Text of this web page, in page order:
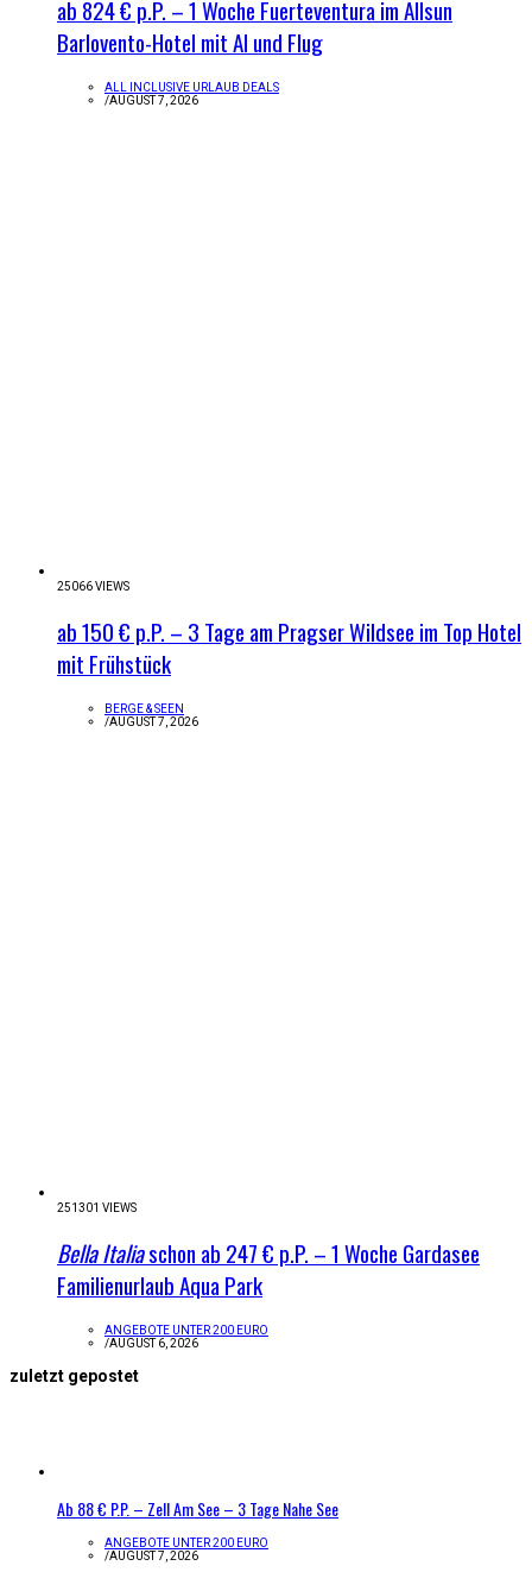
ab 824 € p.P. – 1 Woche Fuerteventura im Allsun
Barlovento-Hotel mit AI und Flug
ALL INCLUSIVE URLAUB DEALS
/AUGUST 7, 2026
25066 VIEWS
ab 150 € p.P. – 3 Tage am Pragser Wildsee im Top Hotel
mit Frühstück
BERGE & SEEN
/AUGUST 7, 2026
251301 VIEWS
Bella Italiaschon ab 247 € p.P. – 1 Woche Gardasee
Familienurlaub Aqua Park
ANGEBOTE UNTER 200 EURO
/AUGUST 6, 2026
zuletzt gepostet
Ab 88 € P.P. – Zell Am See – 3 Tage Nahe See
ANGEBOTE UNTER 200 EURO
/AUGUST 7, 2026